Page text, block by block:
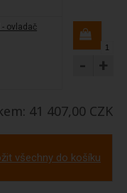
- ovladač
- +
41 407,00 CZK
všechny do košíku